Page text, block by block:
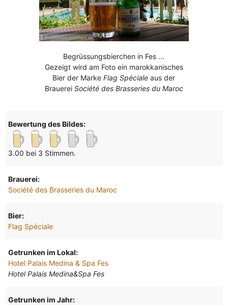
Begrüssungsbierchen in Fes ...
Gezeigt wird am Foto ein marokkanisches
Bier der MarkeFlag Spéciale aus der
Brauerei Société des Brasseries du Maroc
Bewertung des Bildes:
3.00 bei 3 Stimmen.
Brauerei:
Société des Brasseries du Maroc
Bier:
Flag Spéciale
Getrunken im Lokal:
Hotel Palais Medina & Spa Fes
Hotel Palais Medina&Spa Fes
Getrunken im Jahr: